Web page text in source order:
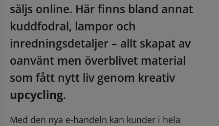
säljs online. Här finns bland annat
kuddfodral, lampor och
inredningsdetaljer – allt skapat av
oanvänt men överblivet material
upcycling.
Med den nya e-handeln kan kunder i hela